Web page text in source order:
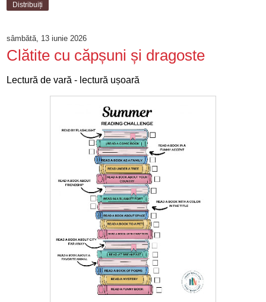
Distribuiți
sâmbătă, 13 iunie 2026
Clătite cu căpșuni și dragoste
Lectură de vară - lectură ușoară